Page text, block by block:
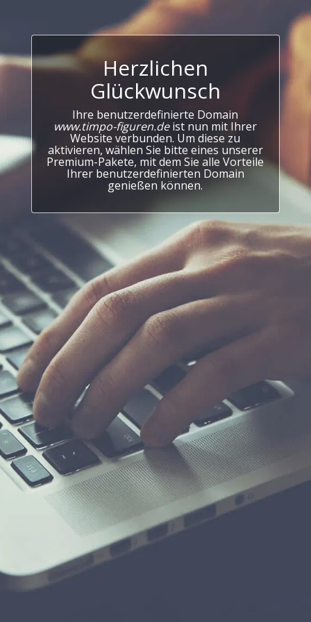
Herzlichen
Glückwunsch
Ihre benutzerdefinierte Domain
www.timpo-figuren.deist nun mit Ihrer
Website verbunden. Um diese zu
aktivieren, wählen Sie bitte eines unserer
Premium-Pakete, mit dem Sie alle Vorteile
Ihrer benutzerdefinierten Domain
genießen können.